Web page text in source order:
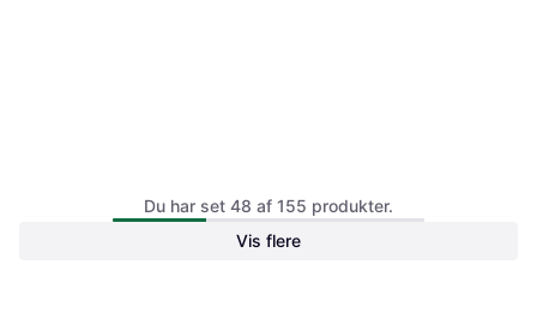
Brodit Active holder with cig-
3mk FlexibleGlass Sam Tab
Active 4 Pro up to 11 Hybrid
Glass
Du har set 48 af 155 produkter.
Vis flere